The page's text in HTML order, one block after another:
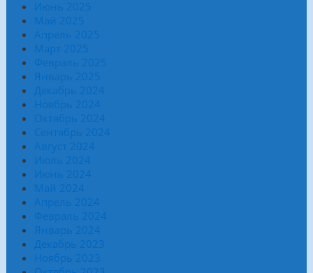
Июнь 2025
Май 2025
Апрель 2025
Март 2025
Февраль 2025
Январь 2025
Декабрь 2024
Ноябрь 2024
Октябрь 2024
Сентябрь 2024
Август 2024
Июль 2024
Июнь 2024
Май 2024
Апрель 2024
Февраль 2024
Январь 2024
Декабрь 2023
Ноябрь 2023